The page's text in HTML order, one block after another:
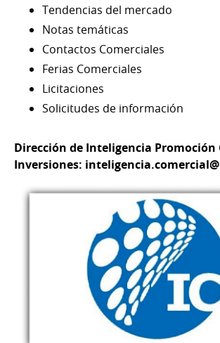
Tendencias del mercado
Notas temáticas
Contactos Comerciales
Ferias Comerciales
Licitaciones
Solicitudes de información
Dirección de Inteligencia Promoción
Inversiones: